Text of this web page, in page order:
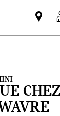
un
CHEZ